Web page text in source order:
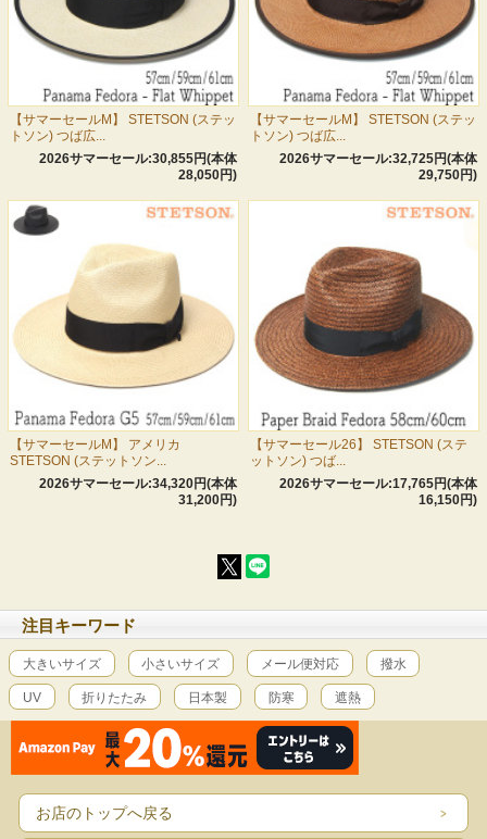
【サマーセールM】 STETSON (ステッ
トソン) つば広...
2026サマーセール:30,855円(本体
28,050円)
【サマーセールM】 STETSON (ステッ
トソン) つば広...
2026サマーセール:32,725円(本体
29,750円)
【サマーセールM】 アメリカ
STETSON (ステットソン...
2026サマーセール:34,320円(本体
31,200円)
【サマーセール26】 STETSON (ステ
ットソン) つば...
2026サマーセール:17,765円(本体
16,150円)
注目キーワード
大きいサイズ 小さいサイズ メール便対応 撥水
UV 折りたたみ 日本製 防寒 遮熱
お店のトップへ戻る